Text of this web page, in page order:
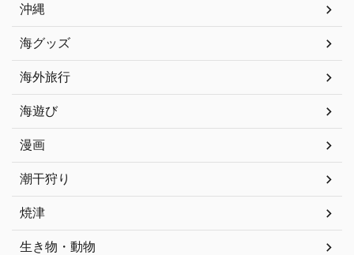
沖縄
海グッズ
海外旅行
海遊び
漫画
潮干狩り
焼津
生き物・動物